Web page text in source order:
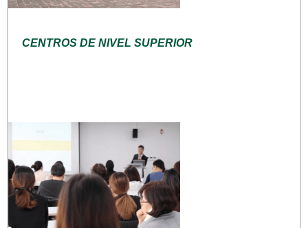
CENTROS DE NIVEL SUPERIOR